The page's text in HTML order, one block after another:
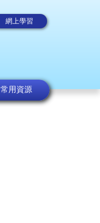
網上學習
常用資源